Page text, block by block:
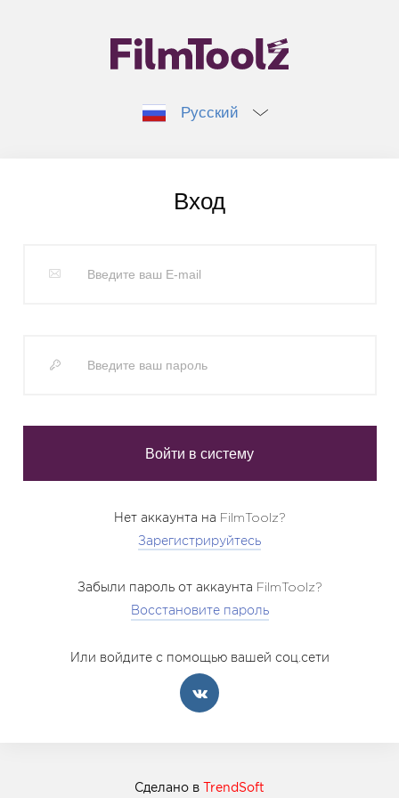
Русский
Вход
Нет аккаунта на FilmToolz?
Зарегистрируйтесь
Забыли пароль от аккаунта FilmToolz?
Восстановите пароль
Или войдите с помощью вашей соц.сети
Сделано в TrendSoft